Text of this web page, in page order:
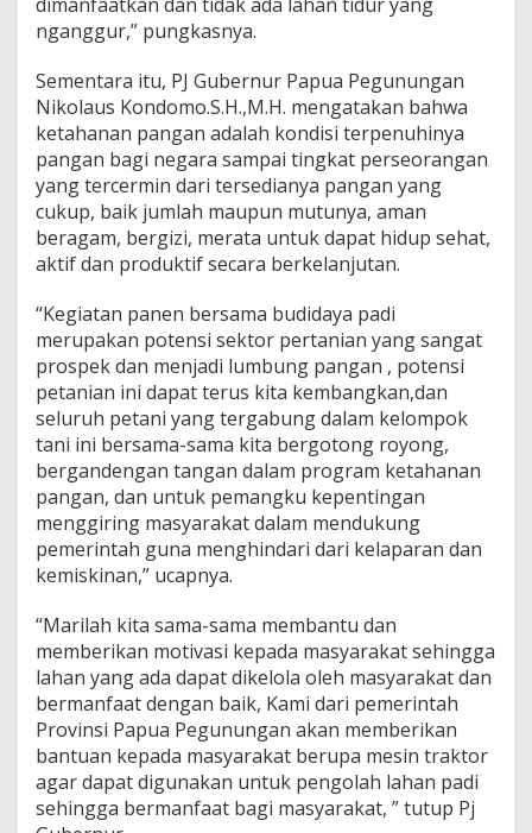
nganggur,” pungkasnya.
Sementara itu, PJ Gubernur Papua Pegunungan
Nikolaus Kondomo.S.H.,M.H. mengatakan bahwa
ketahanan pangan adalah kondisi terpenuhinya
pangan bagi negara sampai tingkat perseorangan
yang tercermin dari tersedianya pangan yang
cukup, baik jumlah maupun mutunya, aman
beragam, bergizi, merata untuk dapat hidup sehat,
aktif dan produktif secara berkelanjutan.
“Kegiatan panen bersama budidaya padi
merupakan potensi sektor pertanian yang sangat
prospek dan menjadi lumbung pangan , potensi
petanian ini dapat terus kita kembangkan,dan
seluruh petani yang tergabung dalam kelompok
tani ini bersama-sama kita bergotong royong,
bergandengan tangan dalam program ketahanan
pangan, dan untuk pemangku kepentingan
menggiring masyarakat dalam mendukung
pemerintah guna menghindari dari kelaparan dan
kemiskinan,” ucapnya.
“Marilah kita sama-sama membantu dan
memberikan motivasi kepada masyarakat sehingga
lahan yang ada dapat dikelola oleh masyarakat dan
bermanfaat dengan baik, Kami dari pemerintah
Provinsi Papua Pegunungan akan memberikan
bantuan kepada masyarakat berupa mesin traktor
agar dapat digunakan untuk pengolah lahan padi
sehingga bermanfaat bagi masyarakat, ” tutup Pj